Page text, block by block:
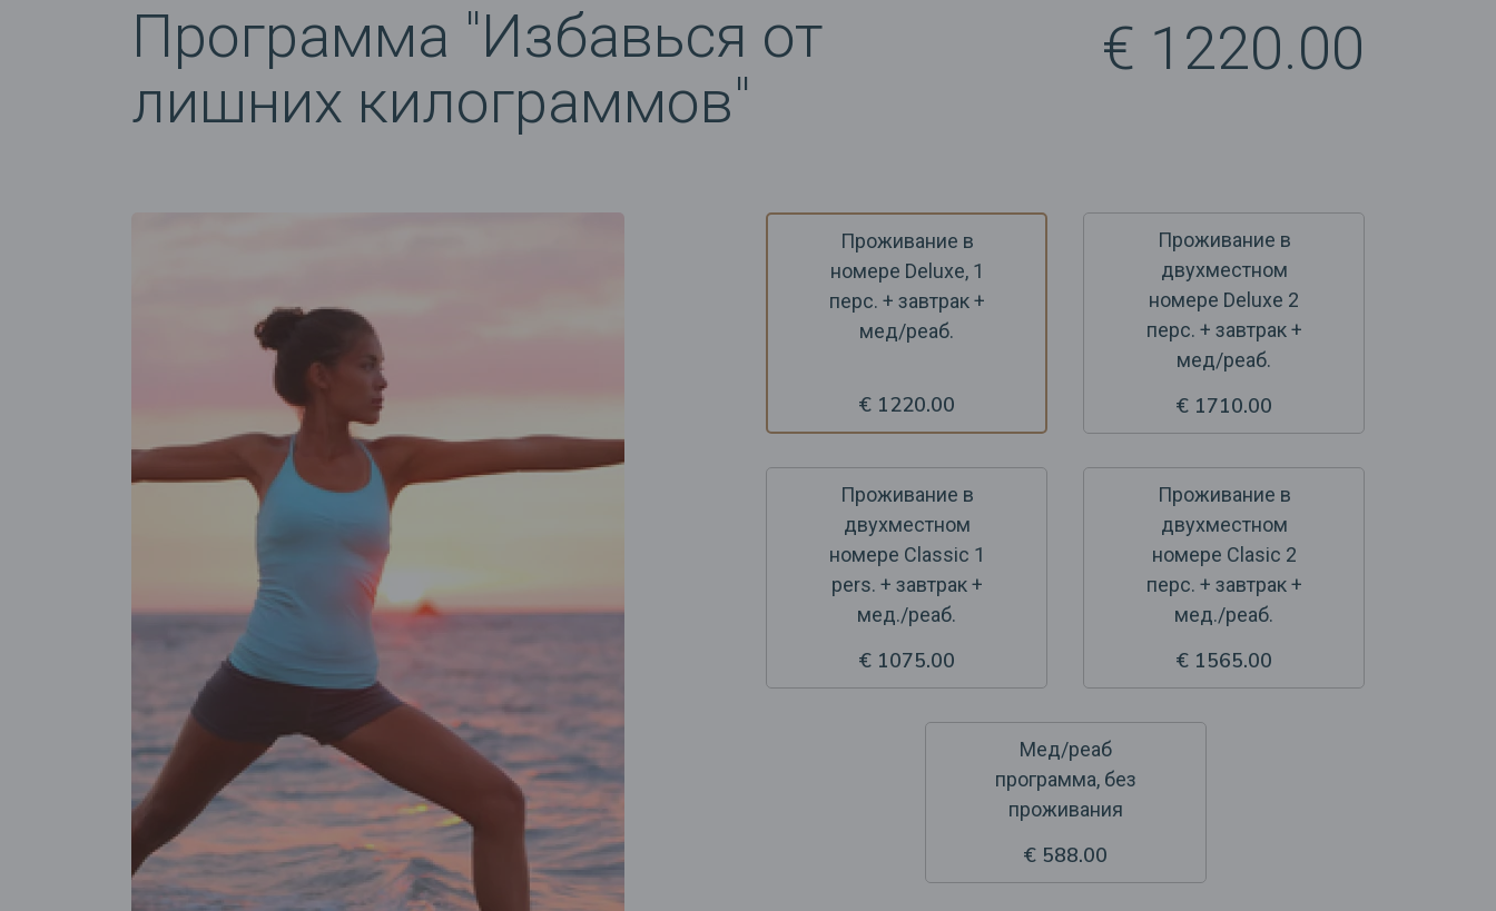
Программа "Избавься от
лишних килограммов"
€ 1220.00
Проживание в
номере Deluxe, 1
перс. + завтрак +
мед/реаб.
€ 1220.00
Проживание в
двухместном
номере Deluxe 2
перс. + завтрак +
мед/реаб.
€ 1710.00
Проживание в
двухместном
номере Classic 1
pers. + завтрак +
мед./реаб.
€ 1075.00
Проживание в
двухместном
номере Clasic 2
перс. + завтрак +
мед./реаб.
€ 1565.00
Мед/реаб
программа, без
проживания
€ 588.00